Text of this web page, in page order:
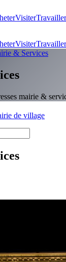
VisiterTravailler
VisiterTravailler
& Services
mairie &
de village